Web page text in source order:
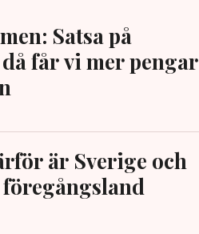
Satsa på
får vi mer pengar
är Sverige och
föregångsland